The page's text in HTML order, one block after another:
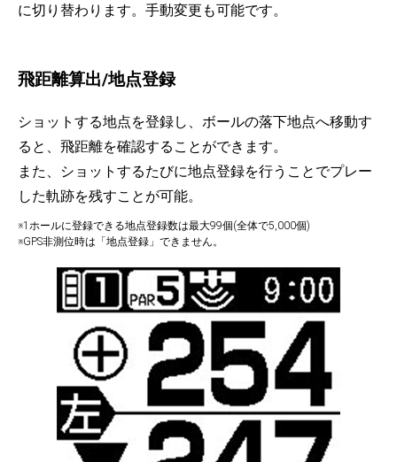
に切り替わります。手動変更も可能です。
飛距離算出/地点登録
ショットする地点を登録し、ボールの落下地点へ移動す
ると、飛距離を確認することができます。
また、ショットするたびに地点登録を行うことでプレー
した軌跡を残すことが可能。
※1ホールに登録できる地点登録数は最大99個(全体で5,000個)
※GPS非測位時は「地点登録」できません。